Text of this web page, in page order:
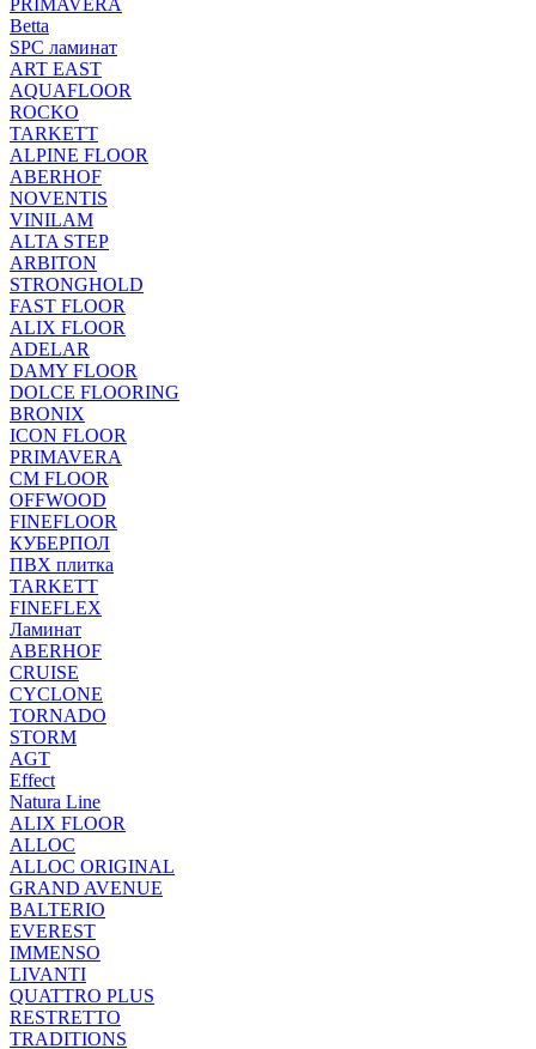
PRIMAVERA
Betta
SPC ламинат
ART EAST
AQUAFLOOR
ROCKO
TARKETT
ALPINE FLOOR
ABERHOF
NOVENTIS
VINILAM
ALTA STEP
ARBITON
STRONGHOLD
FAST FLOOR
ALIX FLOOR
ADELAR
DAMY FLOOR
DOLCE FLOORING
BRONIX
ICON FLOOR
PRIMAVERA
CM FLOOR
OFFWOOD
FINEFLOOR
КУБЕРПОЛ
ПВХ плитка
TARKETT
FINEFLEX
Ламинат
ABERHOF
CRUISE
CYCLONE
TORNADO
STORM
AGT
Effect
Natura Line
ALIX FLOOR
ALLOC
ALLOC ORIGINAL
GRAND AVENUE
BALTERIO
EVEREST
IMMENSO
LIVANTI
QUATTRO PLUS
RESTRETTO
TRADITIONS